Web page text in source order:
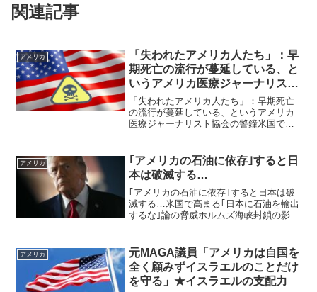
関連記事
アメリカ
「失われたアメリカ人たち」：早
期死亡の流行が蔓延している、と
いうアメリカ医療ジャーナリスト
協会の警鐘
「失われたアメリカ人たち」：早期死亡
の流行が蔓延している、というアメリカ
医療ジャーナリスト協会の警鐘米国での
専門とするジャーナリストのための独立
した専門職団体であり、1...
アメリカ
｢アメリカの石油に依存｣すると日
本は破滅する…
｢アメリカの石油に依存｣すると日本は破
滅する…米国で高まる｢日本に石油を輸出
するな｣論の脅威ホルムズ海峡封鎖の影響
岩田太郎さんは「米国では戦略石油備蓄
の海外への輸出が批...
アメリカ
元MAGA議員「アメリカは自国を
全く顧みずイスラエルのことだけ
を守る」★イスラエルの支配力